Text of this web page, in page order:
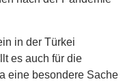
in der Türkei
es auch für die
eine besondere Sache